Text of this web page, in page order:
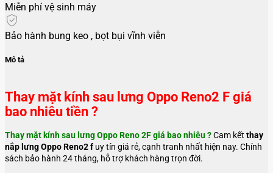
Miễn phí vệ sinh máy
Bảo hành bung keo , bọt bụi vĩnh viễn
Mô tả
Thay mặt kính sau lưng Oppo Reno2 F giá
bao nhiêu tiền ?
Thay mặt kính sau lưng Oppo Reno 2F giá bao nhiêu ?Cam kết thay
nắp lưng Oppo Reno2 f uy tín giá rẻ, cạnh tranh nhất hiện nay. Chính
sách bảo hành 24 tháng, hỗ trợ khách hàng trọn đời.